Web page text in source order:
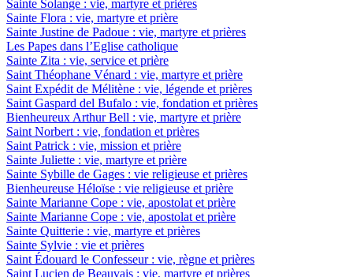
Sainte Solange : vie, martyre et prières
Sainte Flora : vie, martyre et prière
Sainte Justine de Padoue : vie, martyre et prières
Les Papes dans l’Eglise catholique
Sainte Zita : vie, service et prière
Saint Théophane Vénard : vie, martyre et prière
Saint Expédit de Mélitène : vie, légende et prières
Saint Gaspard del Bufalo : vie, fondation et prières
Bienheureux Arthur Bell : vie, martyre et prière
Saint Norbert : vie, fondation et prières
Saint Patrick : vie, mission et prière
Sainte Juliette : vie, martyre et prière
Sainte Sybille de Gages : vie religieuse et prières
Bienheureuse Héloïse : vie religieuse et prière
Sainte Marianne Cope : vie, apostolat et prière
Sainte Marianne Cope : vie, apostolat et prière
Sainte Quitterie : vie, martyre et prières
Sainte Sylvie : vie et prières
Saint Édouard le Confesseur : vie, règne et prières
Saint Lucien de Beauvais : vie, martyre et prières